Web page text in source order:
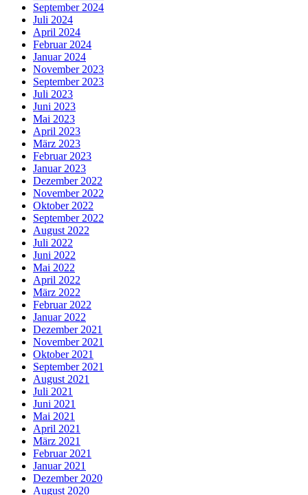
September 2024
Juli 2024
April 2024
Februar 2024
Januar 2024
November 2023
September 2023
Juli 2023
Juni 2023
Mai 2023
April 2023
März 2023
Februar 2023
Januar 2023
Dezember 2022
November 2022
Oktober 2022
September 2022
August 2022
Juli 2022
Juni 2022
Mai 2022
April 2022
März 2022
Februar 2022
Januar 2022
Dezember 2021
November 2021
Oktober 2021
September 2021
August 2021
Juli 2021
Juni 2021
Mai 2021
April 2021
März 2021
Februar 2021
Januar 2021
Dezember 2020
August 2020